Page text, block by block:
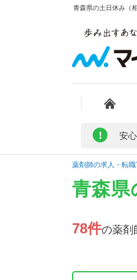
青森県の土日休み（
! 安
薬剤師の求人・転職
青森県
78件の薬剤